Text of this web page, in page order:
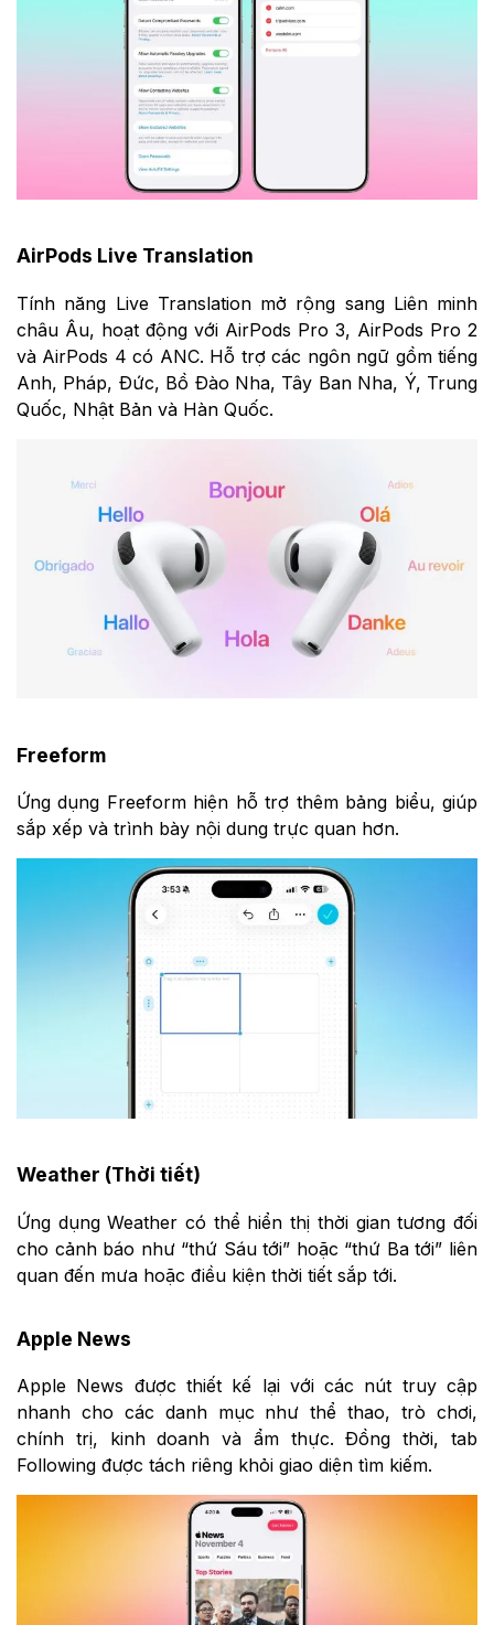
AirPods Live Translation
Tính năng Live Translation mở rộng sang Liên minh
châu Âu, hoạt động với AirPods Pro 3, AirPods Pro 2
và AirPods 4 có ANC. Hỗ trợ các ngôn ngữ gồm tiếng
Anh, Pháp, Đức, Bồ Đào Nha, Tây Ban Nha, Ý, Trung
Quốc, Nhật Bản và Hàn Quốc.
Freeform
Ứng dụng Freeform hiện hỗ trợ thêm bảng biểu, giúp
sắp xếp và trình bày nội dung trực quan hơn.
Weather (Thời tiết)
Ứng dụng Weather có thể hiển thị thời gian tương đối
cho cảnh báo như “thứ Sáu tới” hoặc “thứ Ba tới” liên
quan đến mưa hoặc điều kiện thời tiết sắp tới.
Apple News
Apple News được thiết kế lại với các nút truy cập
nhanh cho các danh mục như thể thao, trò chơi,
chính trị, kinh doanh và ẩm thực. Đồng thời, tab
Following được tách riêng khỏi giao diện tìm kiếm.